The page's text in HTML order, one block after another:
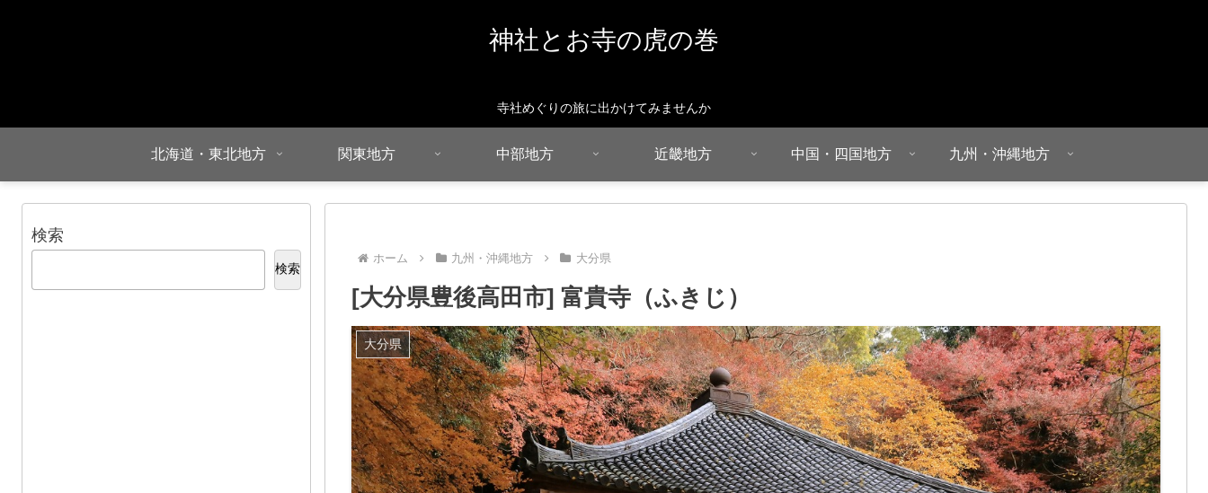
神社とお寺の虎の巻
寺社めぐりの旅に出かけてみませんか
北海道・東北地方 関東地方 中部地方 近畿地方 中国・四国地方 九州・沖縄地方
ホーム 九州・沖縄地方 大分県
[大分県豊後高田市] 富貴寺（ふきじ）
大分県
検索
検索